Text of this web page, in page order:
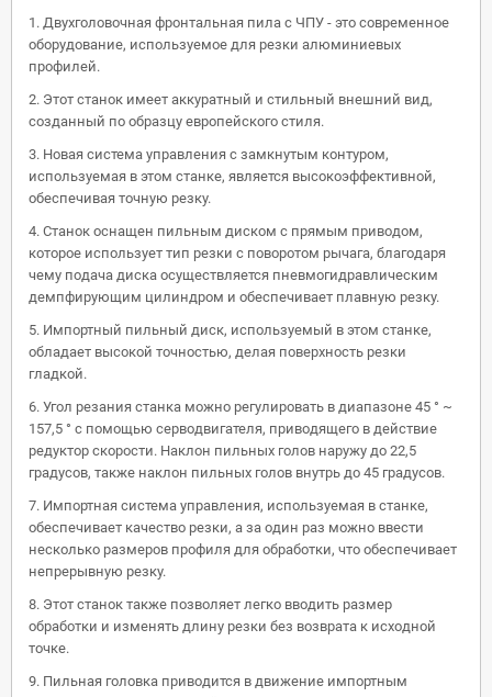
1. Двухголовочная фронтальная пила с ЧПУ - это современное
оборудование, используемое для резки алюминиевых
профилей.
2. Этот станок имеет аккуратный и стильный внешний вид,
созданный по образцу европейского стиля.
3. Новая система управления с замкнутым контуром,
используемая в этом станке, является высокоэффективной,
обеспечивая точную резку.
4. Станок оснащен пильным диском с прямым приводом,
которое использует тип резки с поворотом рычага, благодаря
чему подача диска осуществляется пневмогидравлическим
демпфирующим цилиндром и обеспечивает плавную резку.
5. Импортный пильный диск, используемый в этом станке,
обладает высокой точностью, делая поверхность резки
гладкой.
6. Угол резания станка можно регулировать в диапазоне 45 ° ~
157,5 ° с помощью серводвигателя, приводящего в действие
редуктор скорости. Наклон пильных голов наружу до 22,5
градусов, также наклон пильных голов внутрь до 45 градусов.
7. Импортная система управления, используемая в станке,
обеспечивает качество резки, а за один раз можно ввести
несколько размеров профиля для обработки, что обеспечивает
непрерывную резку.
8. Этот станок также позволяет легко вводить размер
обработки и изменять длину резки без возврата к исходной
точке.
9. Пильная головка приводится в движение импортным